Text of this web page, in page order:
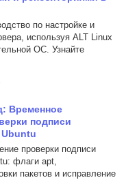
по настройке и
используя ALT Linux
ОС. Узнайте
Временное
подписи
проверки подписи
флаги apt,
пакетов и исправление